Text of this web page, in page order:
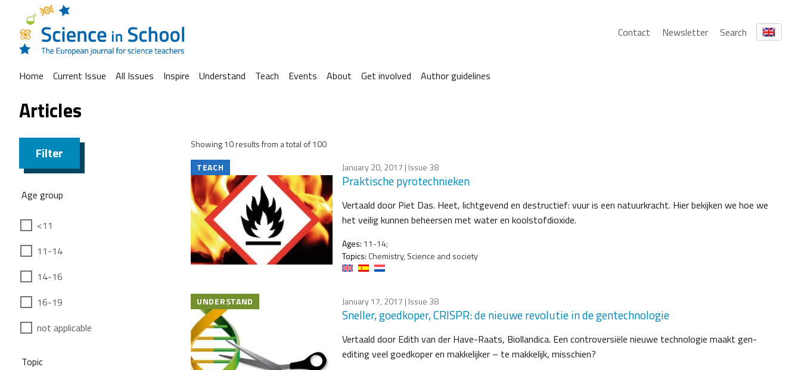
Contact Newsletter Search
Home Current Issue All Issues Inspire Understand Teach Events About Get involved Author guidelines
Articles
Filter
Age group
<11
11-14
14-16
16-19
not applicable
Topic
Showing 10 results from a total of 100
TEACH
January 20, 2017 | Issue 38
Praktische pyrotechnieken
Vertaald door Piet Das. Heet, lichtgevend en destructief: vuur is een natuurkracht. Hier bekijken we hoe we
het veilig kunnen beheersen met water en koolstofdioxide.
Ages: 11-14;
Topics: Chemistry, Science and society
UNDERSTAND January 17, 2017 | Issue 38
Sneller, goedkoper, CRISPR: de nieuwe revolutie in de gentechnologie
Vertaald door Edith van der Have-Raats, Biollandica. Een controversiële nieuwe technologie maakt gen-
editing veel goedkoper en makkelijker – te makkelijk, misschien?